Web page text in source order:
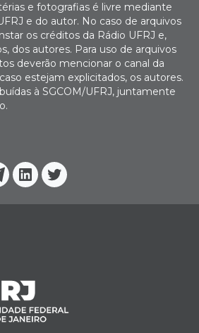
Linkedin
Twitter
e fotografias é livre mediante
e do autor. No caso de arquivos
os créditos da Rádio UFRJ e,
dos autores. Para uso de arquivos
deverão mencionar o canal da
estejam explicitados, os autores.
à SGCOM/UFRJ, juntamente